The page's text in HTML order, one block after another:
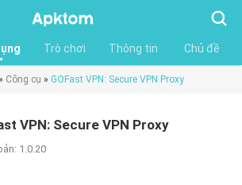
Tìm
kiếm
Trò chơi Thông tin Chủ đề
Công cụ » GOFast VPN: Secure VPN Proxy
VPN: Secure VPN Proxy
1.0.20